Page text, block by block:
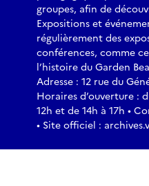
groupes, afin de
Expositions et
régulièrement des
conférences, comme
l’histoire du Garden
Adresse : 12 rue du
Horaires d’ouverture :
12h et de 14h à 17h •
• Site officiel :